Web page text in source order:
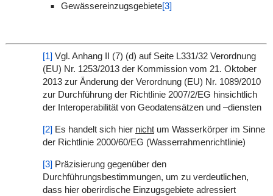
Gewässereinzugsgebiete[3]
[1]Vgl. Anhang II (7) (d) auf Seite L331/32 Verordnung
(EU) Nr. 1253/2013 der Kommission vom 21. Oktober
2013 zur Änderung der Verordnung (EU) Nr. 1089/2010
zur Durchführung der Richtlinie 2007/2/EG hinsichtlich
der Interoperabilität von Geodatensätzen und –diensten
[2]Es handelt sich hier nichtum Wasserkörper im Sinne
der Richtlinie 2000/60/EG (Wasserrahmenrichtlinie)
[3]Präzisierung gegenüber den
Durchführungsbestimmungen, um zu verdeutlichen,
dass hier oberirdische Einzugsgebiete adressiert